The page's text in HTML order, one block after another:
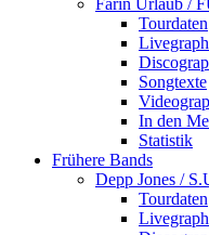
Tourdaten
Songtexte
In den
Statistik
Frühere Bands
Depp Jones /
Tourdaten